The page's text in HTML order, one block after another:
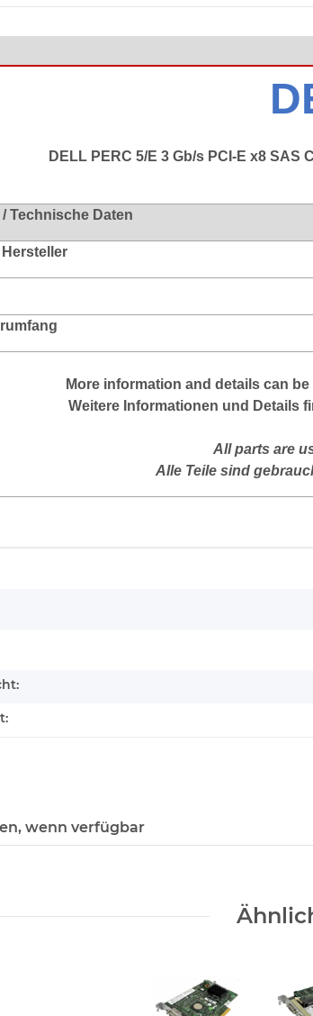
DELL PERC 5/E 3 Gb/s PCI-E x8 SAS
Technische Daten
More information and details can
Weitere Informationen und Details
All parts are
Alle Teile sind
wenn verfügbar